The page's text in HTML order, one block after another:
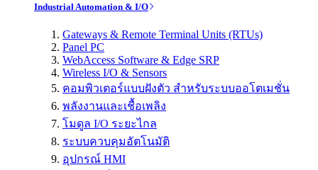
Industrial Automation & I/O
Gateways & Remote Terminal Units (RTUs)
Panel PC
WebAccess Software & Edge SRP
Wireless I/O & Sensors
คอมพิวเตอร์แบบฝังตัว สำหรับระบบออโตเมชั่น
พลังงานและเชื้อเพลิง
โมดูล I/O ระยะไกล
ระบบควบคุมอัตโนมัติ
อุปกรณ์ HMI